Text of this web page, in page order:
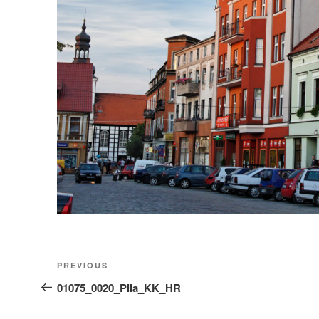
Nawigacja
wpisu
Previous
Post
PREVIOUS
01075_0020_Pila_KK_HR